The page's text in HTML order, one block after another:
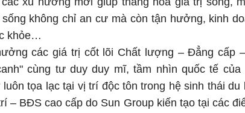
không chỉ an cư mà còn tận hưởng, kinh
khỏe…
các giá trị cốt lõi Chất lượng – Đẳng cấp
cùng tư duy duy mĩ, tầm nhìn quốc tế
luôn tọa lạc tại vị trí độc tôn trong hệ sinh thái
– BĐS cao cấp do Sun Group kiến tạo tại các